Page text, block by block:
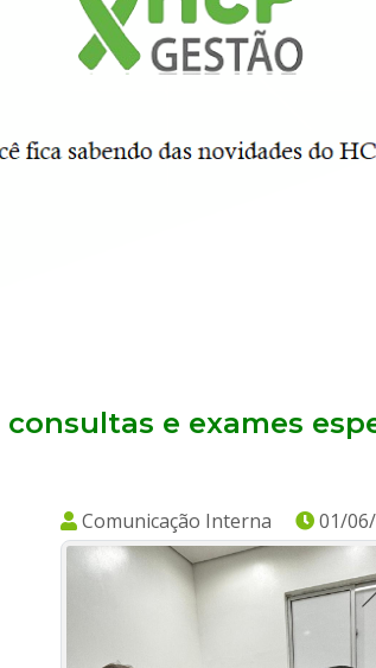
e exames
Comunicação Interna 01/